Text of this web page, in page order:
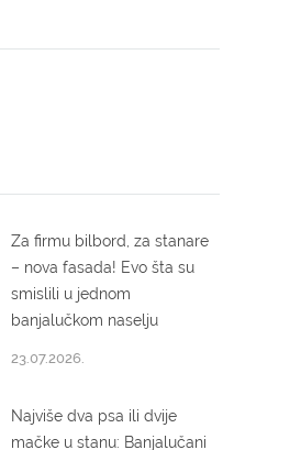
Za firmu bilbord, za stanare
– nova fasada! Evo šta su
smislili u jednom
banjalučkom naselju
23.07.2026.
Najviše dva psa ili dvije
mačke u stanu: Banjalučani